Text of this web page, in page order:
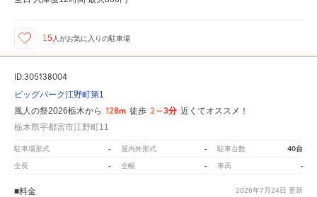
15 人がお気に入りの駐車場
ID:305138004
ビッグパーク江野町第1
風人の祭2026栃木から 128m 徒歩 2～3分 近くてオススメ！
栃木県宇都宮市江野町11
駐車場形式 - 屋内外形式 - 駐車台数 40台
全長 - 全幅 - 車高 -
2026年7月24日 更新
■料金